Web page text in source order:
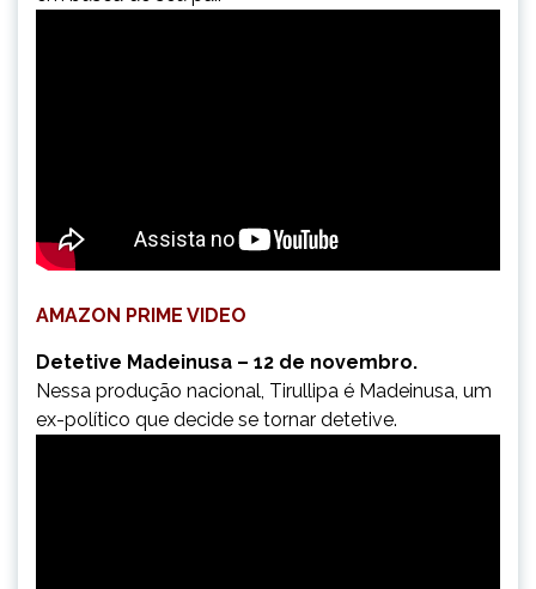
AMAZON PRIME VIDEO
Detetive Madeinusa – 12 de novembro.
Nessa produção nacional, Tirullipa é Madeinusa, um
ex-político que decide se tornar detetive.